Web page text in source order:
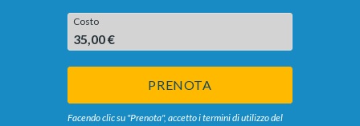
Costo
35,00 €
PRENOTA
Facendo clic su "Prenota", accetto i termini di utilizzo del